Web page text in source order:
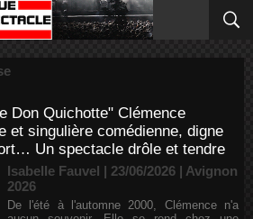
Don Quichotte" Clémence
et singulière comédienne, digne
Un spectacle drôle et tendre
Isabelle Fauvel | 23/06/2026 | Avignon
2026
De l'été à l'automne 2000, Clémence n'a